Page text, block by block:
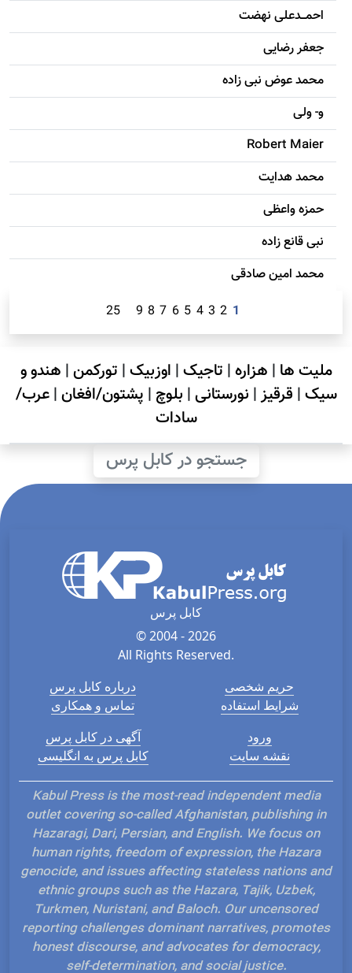
احمـــدعلی نهضت
جعفر رضایی
محمد عوض نبی زاده
و- ولی
Robert Maier
محمد هدایت
حمزه واعظی
نبی قانع زاده
محمد امين صادقی
1
2
3
4
5
6
7
8
9
25
ملیت ها | هزاره| تاجیک| اوزبیک| تورکمن| هندو و
سیک| قرقیز| نورستانی| بلوچ | پشتون/افغان|عرب/
سادات
جستجو در کابل پرس
کابل پرس
© 2004 - 2026
All Rights Reserved.
درباره کابل پرس
تماس و همکاری
حریم شخصی
شرایط استفاده
آگهی در کابل پرس
کابل پرس به انگلیسی
ورود
نقشه سایت
Kabul Press is the most-read independent media
outlet covering so-called Afghanistan, publishing in
Hazaragi, Dari, Persian, and English. We focus on
human rights, freedom of expression, the Hazara
genocide, and issues affecting stateless nations and
ethnic groups such as the Hazara, Tajik, Uzbek,
Turkmen, Nuristani, and Baloch. Our uncensored
reporting challenges dominant narratives, promotes
honest discourse, and advocates for democracy,
self-determination, and social justice.